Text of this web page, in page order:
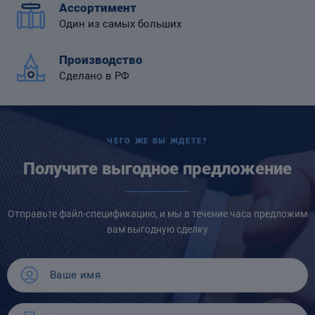
Ассортимент
Один из самых больших
Производство
Сделано в РФ
ЧЕГО ЖЕ ВЫ ЖДЕТЕ?
Получите выгодное предложение
Отправьте файл-спецификацию, и мы в течение часа предложим
вам выгодную сделку